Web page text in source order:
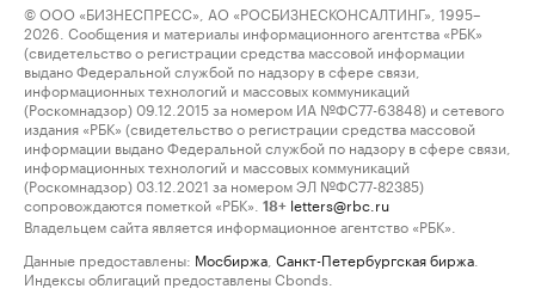
© ООО «БИЗНЕСПРЕСС», АО «РОСБИЗНЕСКОНСАЛТИНГ», 1995–
2026. Сообщения и материалы информационного агентства «РБК»
(свидетельство о регистрации средства массовой информации
выдано Федеральной службой по надзору в сфере связи,
информационных технологий и массовых коммуникаций
(Роскомнадзор) 09.12.2015 за номером ИА №ФС77-63848) и сетевого
издания «РБК» (свидетельство о регистрации средства массовой
информации выдано Федеральной службой по надзору в сфере связи,
информационных технологий и массовых коммуникаций
(Роскомнадзор) 03.12.2021 за номером ЭЛ №ФС77-82385)
сопровождаются пометкой «РБК».
18+ letters@rbc.ru
Владельцем сайта является информационное агентство «РБК».
Данные предоставлены: Мосбиржа Санкт-Петербургская биржа
Индексы облигаций предоставлены Cbonds.